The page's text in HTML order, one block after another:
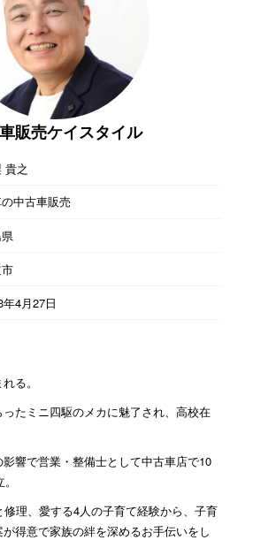
販売ケイスタイル
貴之
中古車販売
年4月27日
る。
たミニ四駆のメカに魅了され、高校在
響で営業・整備士として中古車店で10
理、愛する4人の子育て経験から、子育
得意で家族の絆を深めるお手伝いをし